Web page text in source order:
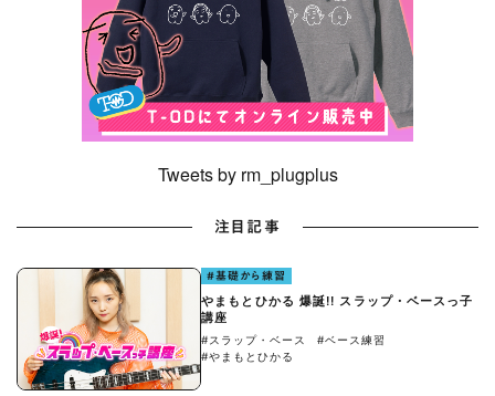
Tweets by rm_plugplus
注目記事
#基礎から練習
やまもとひかる 爆誕!! スラップ・ベースっ子
講座
#スラップ・ベース
#ベース練習
#やまもとひかる